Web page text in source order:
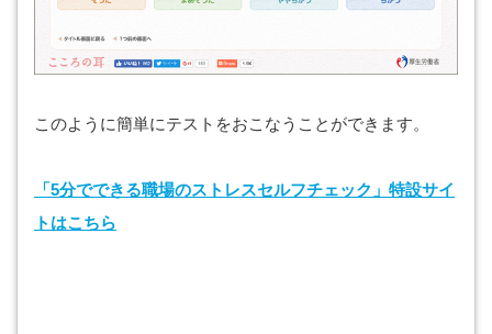
このように簡単にテストをおこなうことができます。
「5分でできる職場のストレスセルフチェック」特設サイ
トはこちら